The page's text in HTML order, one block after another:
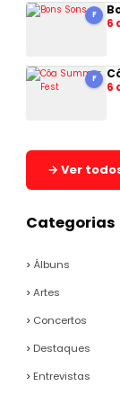
F
6
F
6
→ Ver
Categorias
Álbuns
Artes
Concertos
Destaques
Entrevistas